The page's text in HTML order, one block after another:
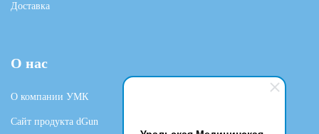
Доставка
О нас
О компании УМК
Сайт продукта dGun